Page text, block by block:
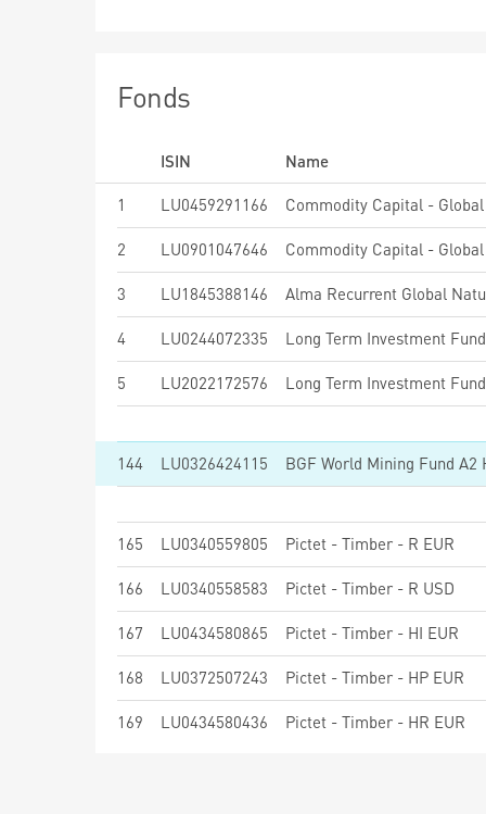
Fonds
ISIN
Name
1
LU0459291166 Commodity Capital -
2 LU0901047646 Commodity Capital -
3 LU1845388146 Alma Recurrent Global
4 LU0244072335
5 LU2022172576
144 LU0326424115 BGF World Mining Fund A2
165 LU0340559805 Pictet - Timber - R EUR
166 LU0340558583 Pictet - Timber - R USD
167 LU0434580865 Pictet - Timber - HI EUR
168 LU0372507243 Pictet - Timber - HP EUR
169 LU0434580436 Pictet - Timber - HR EUR